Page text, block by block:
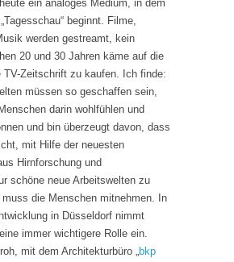
ein analoges Medium, in dem
beginnt. Filme,
werden gestreamt, kein
20 und 30 Jahren käme auf die
TV-Zeitschrift zu kaufen. Ich finde:
müssen so geschaffen sein,
darin wohlfühlen und
und bin überzeugt davon, dass
mit Hilfe der neuesten
Hirnforschung und
schöne neue Arbeitswelten zu
die Menschen mitnehmen. In
in Düsseldorf nimmt
immer wichtigere Rolle ein.
mit dem Architekturbüro „bkp